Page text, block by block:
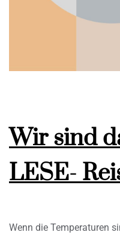
Wir sind
LESE-
Wenn die Temperaturen